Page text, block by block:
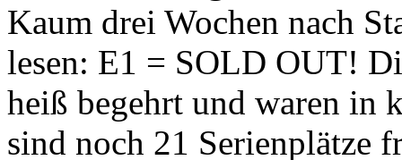
Kaum drei Wochen nach
lesen: E1 = SOLD OUT!
heiß begehrt und waren in
sind noch 21 Serienplätze